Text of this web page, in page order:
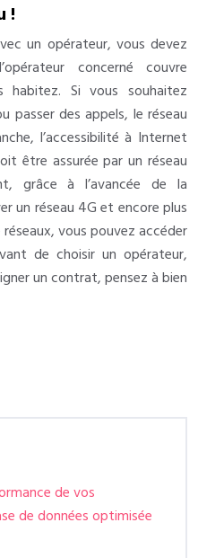
!
un opérateur, vous devez
concerné couvre
Si vous souhaitez
passer des appels, le réseau
l’accessibilité à Internet
être assurée par un réseau
grâce à l’avancée de la
un réseau 4G et encore plus
vous pouvez accéder
de choisir un opérateur,
un contrat, pensez à bien
de vos
de données optimisée